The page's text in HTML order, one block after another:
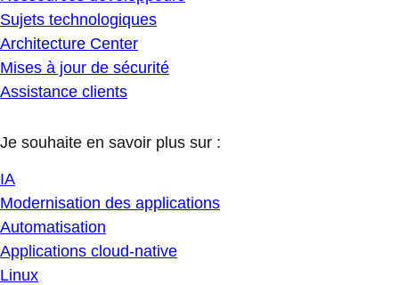
Sujets technologiques
Architecture Center
Mises à jour de sécurité
Assistance clients
Je souhaite en savoir plus sur :
IA
Modernisation des applications
Automatisation
Applications cloud-native
Linux